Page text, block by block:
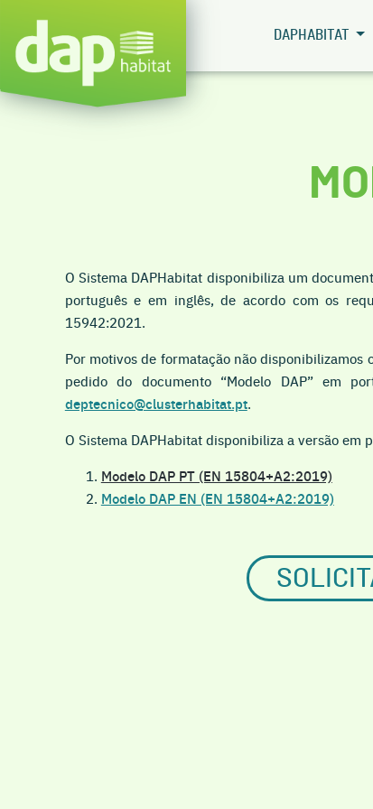
DAPHABITAT
O Sistema DAPHabitat disponibiliza um
português e em inglês, de acordo com os
15942:2021.
Por motivos de formatação não disponibilizamos
pedido do documento “Modelo DAP” em
deptecnico@clusterhabitat.pt.
O Sistema DAPHabitat disponibiliza a versão em
Modelo DAP PT (EN 15804+A2:2019)
Modelo DAP EN (EN 15804+A2:2019)